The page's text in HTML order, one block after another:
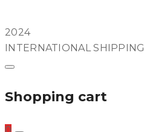
2024
INTERNATIONAL SHIPPING
Shopping cart